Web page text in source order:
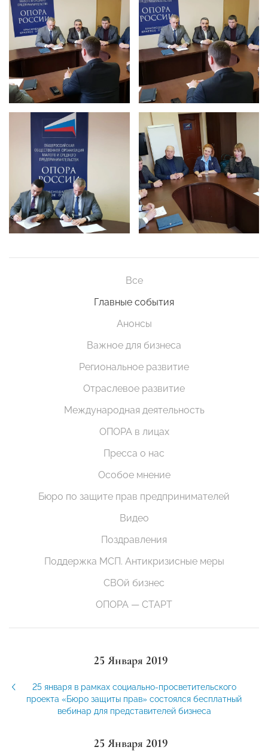
Все
Главные события
Анонсы
Важное для бизнеса
Региональное развитие
Отраслевое развитие
Международная деятельность
ОПОРА в лицах
Пресса о нас
Особое мнение
Бюро по защите прав предпринимателей
Видео
Поздравления
Поддержка МСП. Антикризисные меры
СВОй бизнес
ОПОРА — СТАРТ
25 Января 2019
25 января в рамках социально-просветительского
проекта «Бюро защиты прав» состоялся бесплатный
вебинар для представителей бизнеса
25 Января 2019